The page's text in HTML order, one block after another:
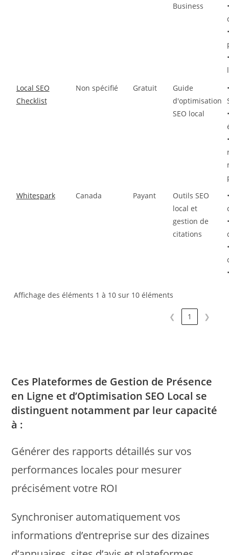
Business
Local SEO
Checklist
Non spécifié Gratuit
Guide
d'optimisation
SEO local
Whitespark
Canada Payant
Outils SEO
local et
gestion de
citations
Affichage des éléments 1 à 10 sur 10 éléments
❮ 1 ❯
Ces Plateformes de Gestion de Présence
en Ligne et d’Optimisation SEO Local se
distinguent notamment par leur capacité
à :
Générer des rapports détaillés sur vos
performances locales pour mesurer
précisément votre ROI
Synchroniser automatiquement vos
informations d’entreprise sur des dizaines